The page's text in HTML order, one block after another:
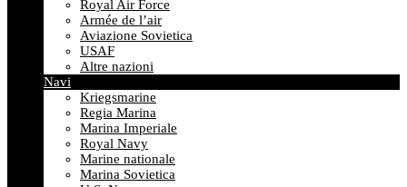
Royal Air Force
Armée de l’air
Aviazione Sovietica
USAF
Altre nazioni
Navi
Kriegsmarine
Regia Marina
Marina Imperiale
Royal Navy
Marine nationale
Marina Sovietica